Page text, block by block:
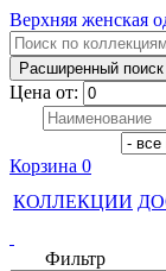
Верхняя женская
Цена от:
Корзина 0
КОЛЛЕКЦИИ
Фильтр